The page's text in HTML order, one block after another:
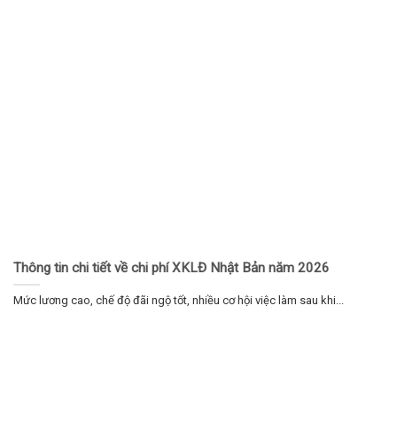
Thông tin chi tiết về chi phí XKLĐ Nhật Bản năm 2026
Mức lương cao, chế độ đãi ngộ tốt, nhiều cơ hội việc làm sau khi...